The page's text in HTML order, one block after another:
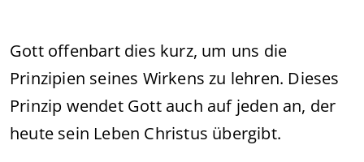
Gott offenbart dies kurz, um uns die
Prinzipien seines Wirkens zu lehren. Dieses
Prinzip wendet Gott auch auf jeden an, der
heute sein Leben Christus übergibt.